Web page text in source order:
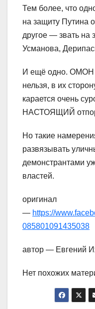
Тем более, что
на защиту Путина
другое — звать на
Усманова,
И ещё одно. ОМОН
нельзя, в их
карается очень
НАСТОЯЩИЙ
Но такие
развязывать
демонстрантами
властей.
оригинал
— https://
085801091435038
автор — Евгений
Нет похожих